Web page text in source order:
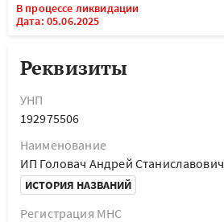
В процессе ликвидации
Дата: 05.06.2025
Реквизиты
УНП
192975506
Наименование
ИП Головач Андрей Станиславович
ИСТОРИЯ НАЗВАНИЙ
Регистрация МНС